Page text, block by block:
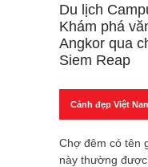
Du lịch
Khám phá
Angkor qua
Siem Reap
Cảnh đẹp Việt
Chợ đêm có tên
này thường